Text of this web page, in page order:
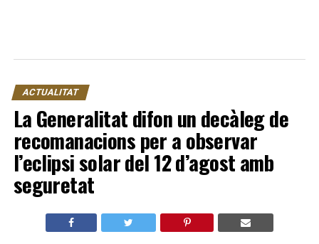
ACTUALITAT
La Generalitat difon un decàleg de
recomanacions per a observar
l’eclipsi solar del 12 d’agost amb
seguretat